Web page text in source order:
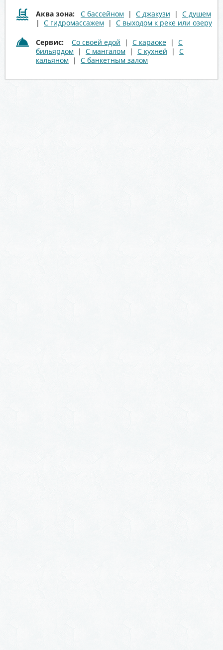
Аква зона: С бассейном | С джакузи | С душем
| С гидромассажем | С выходом к реке или озеру
Сервис: Со своей едой | С караоке | С
бильярдом | С мангалом | С кухней | С
кальяном | С банкетным залом